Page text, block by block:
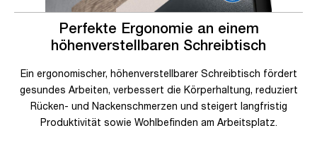
Perfekte Ergonomie an einem
höhenverstellbaren Schreibtisch
Ein ergonomischer, höhenverstellbarer Schreibtisch fördert
gesundes Arbeiten, verbessert die Körperhaltung, reduziert
Rücken- und Nackenschmerzen und steigert langfristig
Produktivität sowie Wohlbefinden am Arbeitsplatz.